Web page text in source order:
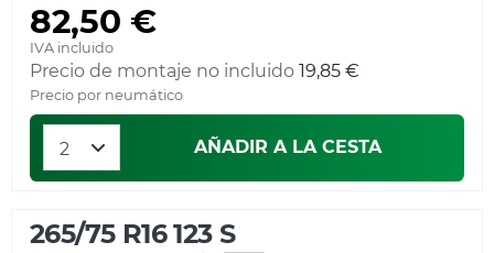
82,50 €
IVA incluido
Precio de montaje no incluido 19,85 €
Precio por neumático
AÑADIR A LA CESTA
265/75 R16 123 S